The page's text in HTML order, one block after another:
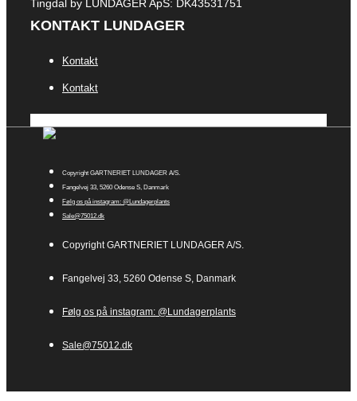
Tingdal by LUNDAGER ApS: DK43531751
KONTAKT LUNDAGER
Kontakt
Kontakt
Copyright GARTNERIET LUNDAGER A/S.
Fangelvej 33, 5260 Odense S, Danmark
Følg os på instagram: @Lundagerplants
Sale@75012.dk
Copyright GARTNERIET LUNDAGER A/S.
Fangelvej 33, 5260 Odense S, Danmark
Følg os på instagram: @Lundagerplants
Sale@75012.dk